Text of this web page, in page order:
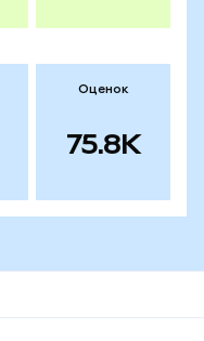
Оценок
75.8K